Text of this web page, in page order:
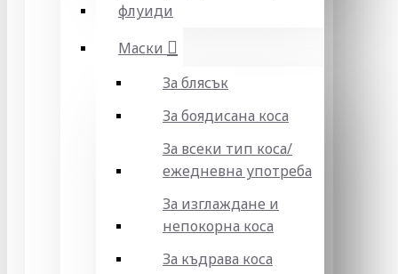
флуиди
Маски
За блясък
За боядисана коса
За всеки тип коса/
ежедневна употреба
За изглаждане и
непокорна коса
За къдрава коса